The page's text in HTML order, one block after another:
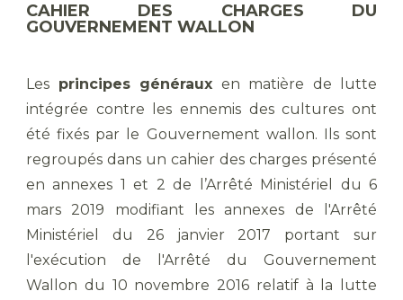
CAHIER DES CHARGES DU
GOUVERNEMENT WALLON
Les principes généraux en matière de lutte
intégrée contre les ennemis des cultures ont
été fixés par le Gouvernement wallon. Ils sont
regroupés dans un cahier des charges présenté
en annexes 1 et 2 de l’Arrêté Ministériel du 6
mars 2019 modifiant les annexes de l'Arrêté
Ministériel du 26 janvier 2017 portant sur
l'exécution de l'Arrêté du Gouvernement
Wallon du 10 novembre 2016 relatif à la lutte